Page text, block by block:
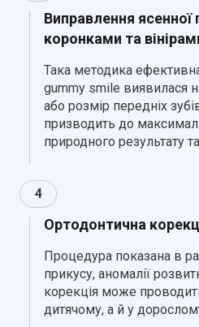
Виправлення ясенної
коронками та
Така методика
gummy smile виявилася
або розмір передніх
призводить до
природного результату
4
Ортодонтична
Процедура показана в
прикусу, аномалії
корекція може
дитячому, а й у